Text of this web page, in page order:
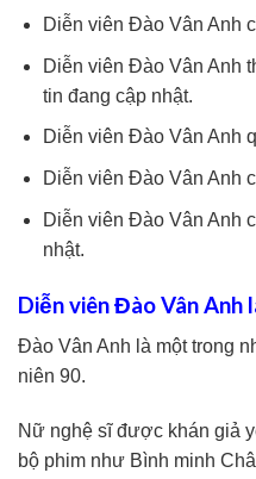
Diễn viên Đào Vân Anh
Diễn viên Đào Vân Anh
tin đang cập nhật.
Diễn viên Đào Vân Anh
Diễn viên Đào Vân Anh
Diễn viên Đào Vân Anh
nhật.
Diễn viên Đào Vân Anh
Đào Vân Anh là một trong
niên 90.
Nữ nghệ sĩ được khán giả
bộ phim như Bình minh